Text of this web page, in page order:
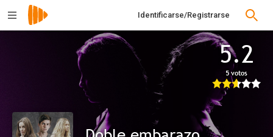
Identificarse/Registrarse
5.2
5 votos